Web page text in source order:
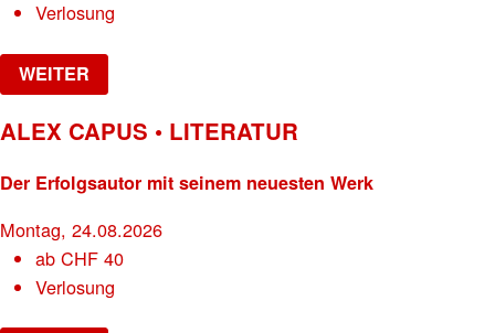
Verlosung
WEITER
ALEX CAPUS • LITERATUR
Der Erfolgsautor mit seinem neuesten Werk
Montag, 24.08.2026
abCHF 40
Verlosung